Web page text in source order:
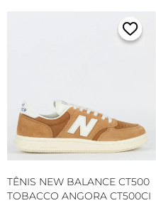
TÊNIS NEW BALANCE CT500
TOBACCO ANGORA CT500CI